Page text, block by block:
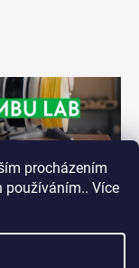
procházením
používáním.. Více